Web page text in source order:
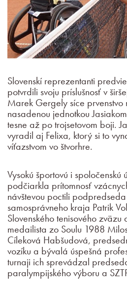
Slovenskí reprezentanti
potvrdili svoju príslušnosť v
Marek Gergely síce prvenstvo
nasadenou jednotkou
tesne až po trojsetovom boji.
vyradil aj Felixa, ktorý si to
víťazstvom vo štvorhre.
Vysokú športovú i spoločenskú
podčiarkla prítomnosť
návštevou poctili podpredseda
samosprávneho kraja Patrik
Slovenského tenisového
medailista zo Soulu 1988
Cíleková Habšudová,
vozíku a bývalá úspešná
turnaji ich sprevádzal
paralympijského výboru a